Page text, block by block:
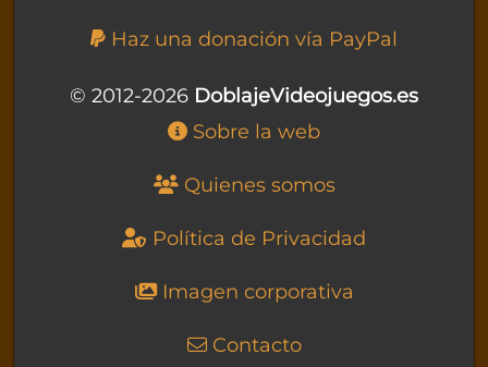
Haz una donación vía PayPal
© 2012-2026 DoblajeVideojuegos.es
Sobre la web
Quienes somos
Política de Privacidad
Imagen corporativa
Contacto